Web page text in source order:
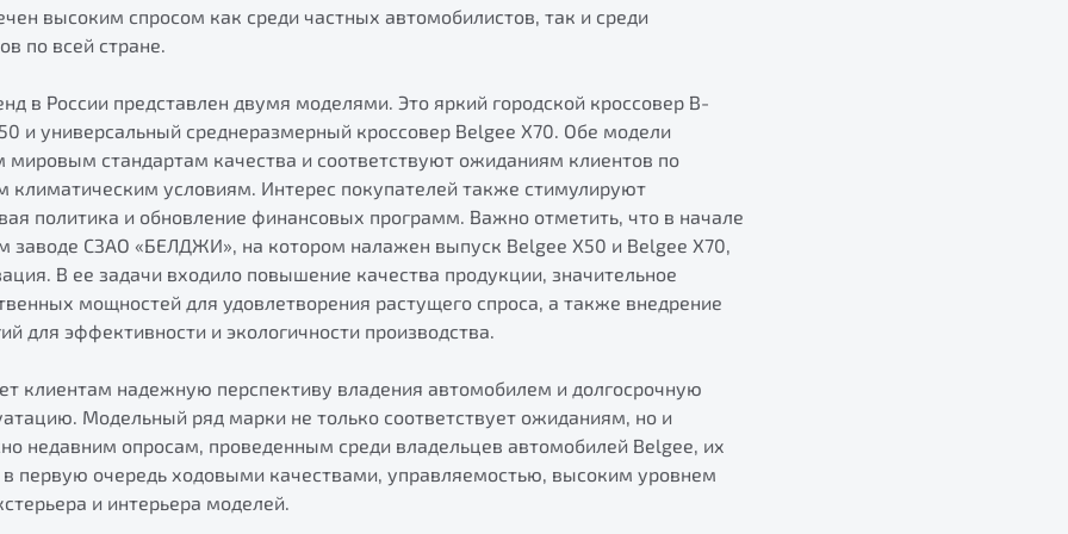
высоким спросом как среди частных автомобилистов, так и среди
по всей стране.
в России представлен двумя моделями. Это яркий городской кроссовер B-
и универсальный среднеразмерный кроссовер Belgee X70. Обе модели
стандартам качества и соответствуют ожиданиям клиентов по
климатическим условиям. Интерес покупателей также стимулируют
политика и обновление финансовых программ. Важно отметить, что в начале
заводе СЗАО «БЕЛДЖИ», на котором налажен выпуск Belgee X50 и Belgee X70,
В ее задачи входило повышение качества продукции, значительное
мощностей для удовлетворения растущего спроса, а также внедрение
для эффективности и экологичности производства.
клиентам надежную перспективу владения автомобилем и долгосрочную
Модельный ряд марки не только соответствует ожиданиям, но и
недавним опросам, проведенным среди владельцев автомобилей Belgee, их
первую очередь ходовыми качествами, управляемостью, высоким уровнем
и интерьера моделей.